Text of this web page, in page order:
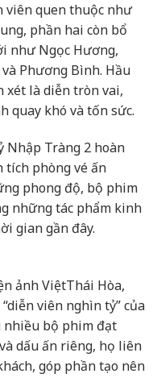
viên quen thuộc như
phần hai còn bổ
như Ngọc Hương,
Phương Bình. Hầu
xét là diễn tròn vai,
quay khó và tốn sức.
Nhập Tràng 2 hoàn
tích phòng vé ấn
phong độ, bộ phim
những tác phẩm kinh
gian gần đây.
ảnh ViệtThái Hòa,
viên nghìn tỷ” của
nhiều bộ phim đạt
dấu ấn riêng, họ liên
góp phần tạo nên